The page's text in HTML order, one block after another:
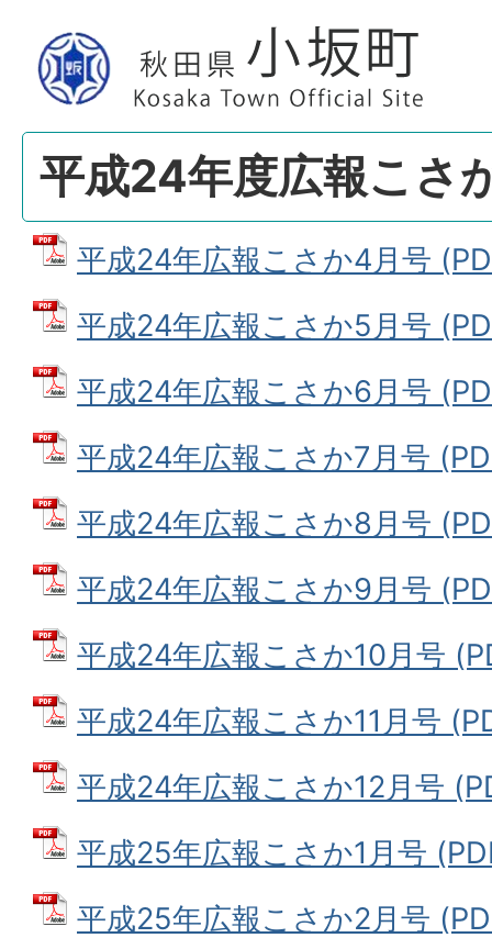
平成24年度広報こさ
平成24年広報こさか4月号
平成24年広報こさか5月号
平成24年広報こさか6月号
平成24年広報こさか7月号
平成24年広報こさか8月号
平成24年広報こさか9月号
平成24年広報こさか10月号
平成24年広報こさか11月号
平成24年広報こさか12月号
平成25年広報こさか1月号
平成25年広報こさか2月号